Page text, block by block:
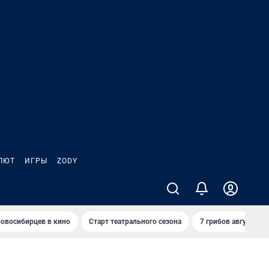
ИГРЫ ZODY
в кино Старт театрального сезона 7 грибов августа